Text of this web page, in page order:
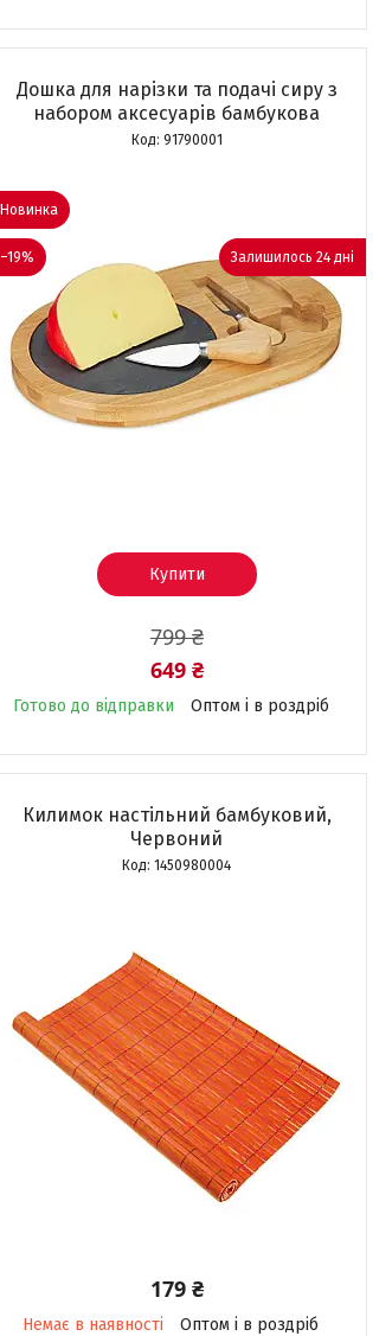
Дошка для нарізки та подачі сиру з
набором аксесуарів бамбукова
91790001
Новинка
–19% Залишилось 24 дні
Купити
799 ₴
649 ₴
Готово до відправки Оптом і в роздріб
Килимок настільний бамбуковий,
Червоний
1450980004
179 ₴
Немає в наявності
Оптом і в роздріб